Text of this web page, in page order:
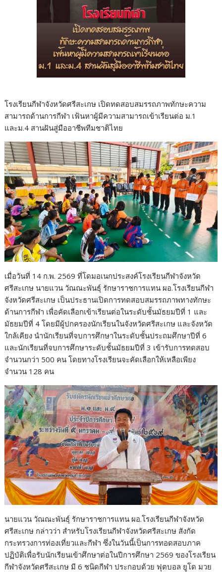
โรงเรียนกีฬาจังหวัดศรีสะเกษ เปิดทดสอบสมรรถภาพทักษะความ
สามารถด้านการกีฬา เฟ้นหาผู้มีความสามารถเข้าเรียนต่อ ม.1
และม.4 สานฝันสู่มืออาชีพทีมชาติไทย
เมื่อวันที่ 14 ก.พ. 2569 ที่โดมอเนกประสงค์โรงเรียนกีฬาจังหวัด
ศรีสะเกษ นายแวน วัณณะพันธุ์ รักษาราชการแทน ผอ.โรงเรียนกีฬา
จังหวัดศรีสะเกษ เป็นประธานเปิดการทดสอบสมรรถภาพทางทักษะ
ด้านการกีฬา เพื่อคัดเลือกเข้าเรียนต่อในระดับชั้นมัธยมปีที่ 1 และ
มัธยมปีที่ 4 โดยมีผู้ปกครองนักเรียนในจังหวัดศรีสะเกษ และจังหวัด
ใกล้เคียง นำนักเรียนที่จบการศึกษาในระดับชั้นประถมศึกษาปีที่ 6
และนักเรียนที่จบการศึกษาระดับชั้นมัธยมปีที่ 3 เข้ารับการทดสอบ
จำนวนกว่า 500 คน โดยทางโรงเรียนจะคัดเลือกให้เหลือเพียง
จำนวน 128 คน
นายแวน วัณณะพันธุ์ รักษาราชการแทน ผอ.โรงเรียนกีฬาจังหวัด
ศรีสะเกษ กล่าวว่า สำหรับโรงเรียนกีฬาจังหวัดศรีสะเกษ สังกัด
กระทรวงการท่องเที่ยวและกีฬา ซึ่งในวันนี้เป็นการทอดสอบภาค
ปฏิบัติเพื่อรับนักเรียนเข้าศึกษาต่อในปีการศึกษา 2569 ของโรงเรียน
กีฬาจังหวัดศรีสะเกษ มี 6 ชนิดกีฬา ประกอบด้วย ฟุตบอล ยูโด มวย